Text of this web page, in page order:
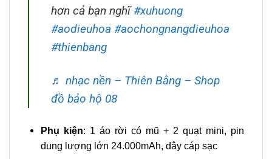
hơn cả bạn nghĩ#xuhuong
#aodieuhoa #aochongnangdieuhoa
#thienbang
♬ nhạc nền – Thiên Bằng – Shop
đồ bảo hộ 08
Phụ kiện: 1 áo rời có mũ + 2 quạt mini, pin
dung lượng lớn 24.000mAh, dây cáp sạc